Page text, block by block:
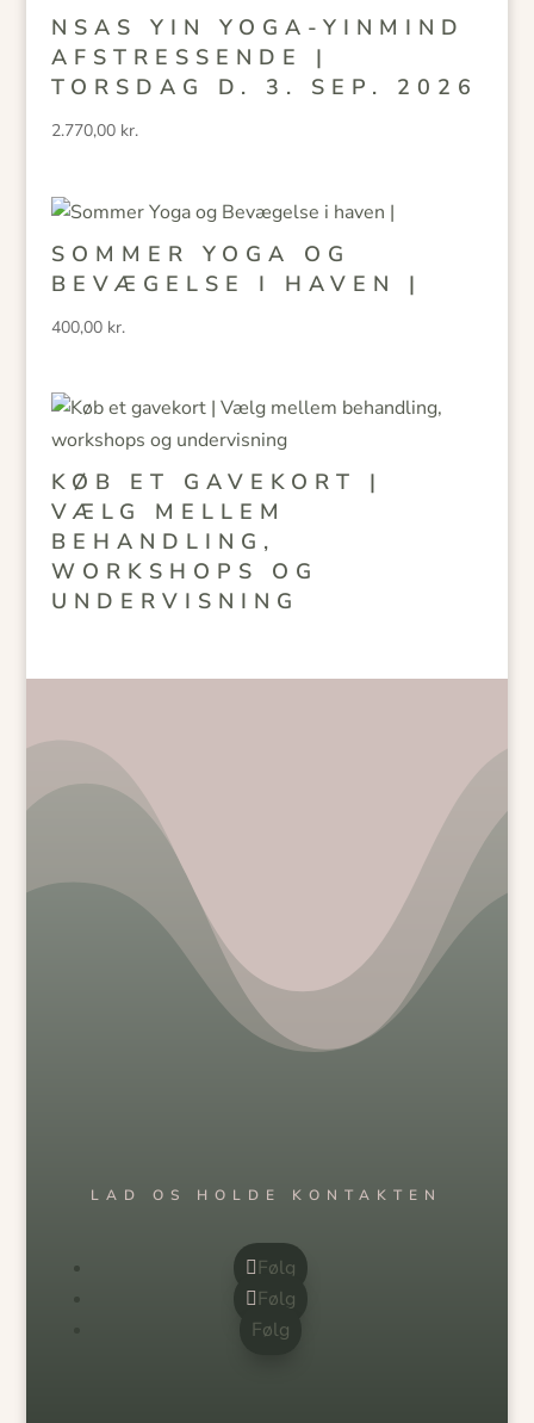
NSAS YIN YOGA-YINMIND
AFSTRESSENDE |
TORSDAG D. 3. SEP. 2026
2.770,00 kr.
SOMMER YOGA OG
BEVÆGELSE I HAVEN |
400,00 kr.
KØB ET GAVEKORT |
VÆLG MELLEM
BEHANDLING,
WORKSHOPS OG
UNDERVISNING
LAD OS HOLDE KONTAKTEN
Følg
Følg
Følg